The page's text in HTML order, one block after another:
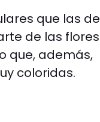
que las de
de las flores
que, además,
coloridas.